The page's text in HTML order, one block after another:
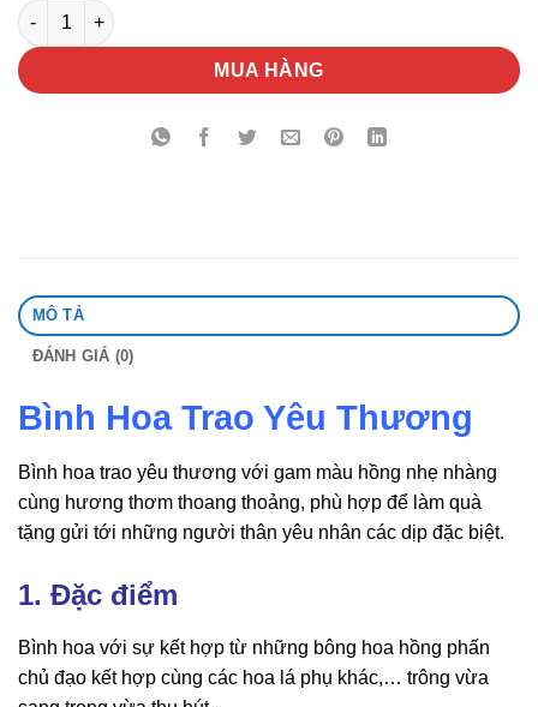
Bình Hoa Trao Yêu Thương số lượng
MUA HÀNG
MÔ TẢ
ĐÁNH GIÁ (0)
Bình Hoa Trao Yêu Thương
Bình hoa trao yêu thương với gam màu hồng nhẹ nhàng
cùng hương thơm thoang thoảng, phù hợp để làm quà
tặng gửi tới những người thân yêu nhân các dịp đặc biệt.
1. Đặc điểm
Bình hoa với sự kết hợp từ những bông hoa hồng phấn
chủ đạo kết hợp cùng các hoa lá phụ khác,… trông vừa